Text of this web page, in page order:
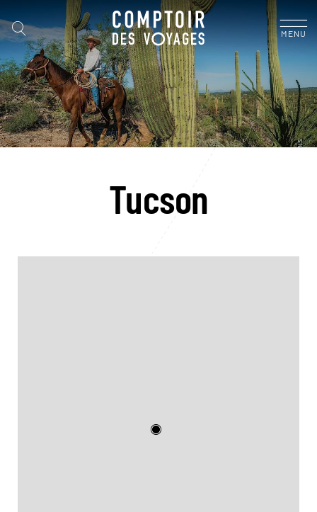
MENU
Tucson